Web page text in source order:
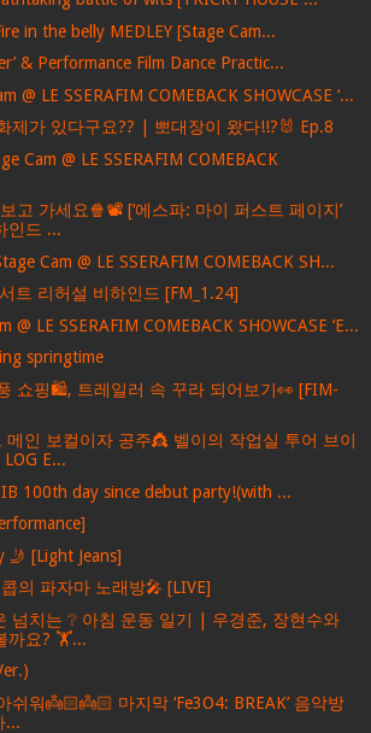
in the belly MEDLEY [Stage Cam...
& Performance Film Dance Practic...
@ LE SSERAFIM COMEBACK SHOWCASE ‘...
제가 있다구요?? | 뽀대장이 왔다!!?🐰 Ep.8
Cam @ LE SSERAFIM COMEBACK
고 가세요🍿📽️ [‘에스파: 마이 퍼스트 페이지’
인드 ...
Cam @ LE SSERAFIM COMEBACK SH...
트 리허설 비하인드 [FM_1.24]
@ LE SSERAFIM COMEBACK SHOWCASE ‘E...
springtime
쇼핑🛍️, 트레일러 속 꾸라 되어보기👀 [FIM-
메인 보컬이자 공주👸 벨이의 작업실 투어 브이
E...
100th day since debut party!(with ...
🤳 [Light Jeans]
의 파자마 노래방🎤 [LIVE]
넘치는 ❔ 아침 운동 일기 | 우경준, 장현수와
까요? 🏋️...
쉬워👼🏻👼🏻 마지막 ‘Fe3O4: BREAK’ 음악방
...